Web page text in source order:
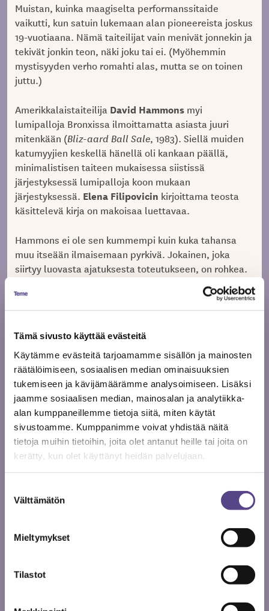
Tämä sivusto käyttää evästeitä
Käytämme evästeitä tarjoamamme sisällön ja mainosten
räätälöimiseen, sosiaalisen median ominaisuuksien
tukemiseen ja kävijämäärämme analysoimiseen. Lisäksi
jaamme sosiaalisen median, mainosalan ja analytiikka-
alan kumppaneillemme tietoja siitä, miten käytät
sivustoamme. Kumppanimme voivat yhdistää näitä
tietoja muihin tietoihin, joita olet antanut heille tai joita on
kerätty, kun olet käyttänyt heidän palvelujaan.
valinta
Välttämätön
Mieltymykset
Tilastot
Muistan, kuinka maagiselta performanssitaide
vaikutti, kun satuin lukemaan alan pioneereista joskus
19-vuotiaana. Nämä taiteilijat vain menivät jonnekin ja
tekivät jonkin teon, näki joku tai ei. (Myöhemmin
mystisyyden verho romahti alas, mutta se on toinen
juttu.)
Amerikkalaistaiteilija David Hammonsmyi
lumipalloja Bronxissa ilmoittamatta asiasta juuri
mitenkään (Bliz-aard Ball Sale, 1983). Siellä muiden
katumyyjien keskellä hänellä oli kankaan päällä,
minimalistisen taiteen mukaisessa siistissä
järjestyksessä lumipalloja koon mukaan
järjestyksessä. Elena Filipovicin kirjoittama teosta
käsittelevä kirja on makoisaa luettavaa.
Hammons ei ole sen kummempi kuin kuka tahansa
muu itseään ilmaisemaan pyrkivä. Jokainen, joka
siirtyy luovasta ajatuksesta toteutukseen, on rohkea.
Mutta hän on hyvä esimerkki elämästä, jossa sattuu
olemaan taiteellisia tekoja, ilman tarvetta hyväksi
selitellä niitä.
Hammons ymmärsi taidekentän pelejä erittäin hyvin.
Hän ei ollut naiivi. Hammons osasi ennakoida, mikä
merkitys rakenteiden päälle valuvalla harmaudella, ja
hänen tapauksessaan myös niiden rasismilla, olisi
ollut hänen toimintansa ytimelle. Vain joitakin vuosia
sitten Hammons lopulta suostui tekemään yhteistyötä
kaupallisten gallerioiden kanssa. Ehkä syynä oli rahan
tarve, tai sitten vain vaihtelun halu, en tiedä.
Jos Hammonsin esteettistä strategiaa haluaisi
neuvoteltava uusiksi. Miksi me taiteilijat kirjoitamme
kuningasajatus ja uskottavat yhteistyökumppanit?
Miten aloittaa tällaisten tekotapojen myrkyllisyyden
Neuvotteluille ei ole aikaa, kun projektiprole on saatu
läkähtymään jatkuvasti odottavia hakupäiviä kiinni